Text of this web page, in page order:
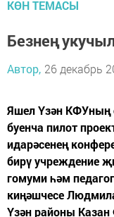
КӨН ТЕМАСЫ
Безнең
Автор, 26 декабрь
Яшел Үзән КФУның
буенча пилот
идарәсенең
бирү учреждение
гомуми һәм
киңәшчесе
Үзән районы Казан